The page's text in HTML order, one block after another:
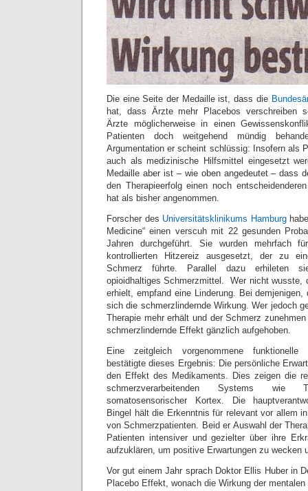
Die eine Seite der Medaille ist, dass die
hat, dass Ärzte mehr Placebos verschreiben
Ärzte möglicherweise in einen
Patienten doch weitgehend mündig
Argumentation er scheint schlüssig: Insofern als
auch als medizinische Hilfsmittel eingesetzt
Medaille aber ist – wie oben angedeutet – dass
den Therapieerfolg einen noch
hat als bisher angenommen.
Forscher des Universitätsklinikums Hamburg
Medicine“ einen verscuh mit 22 gesunden
Jahren durchgeführt. Sie wurden mehrfach
kontrollierten Hitzereiz ausgesetzt, der zu
Schmerz führte. Parallel dazu erhileten
opioidhaltiges Schmerzmittel. Wer nicht wusste,
erhielt, empfand eine Linderung. Bei
sich die schmerzlindernde Wirkung. Wer jedoch
Therapie mehr erhält und der Schmerz
schmerzlindernde Effekt gänzlich aufgehoben.
Eine zeitgleich vorgenommene funktionelle
bestätigte dieses Ergebnis: Die persönliche
den Effekt des Medikaments. Dies zeigen die
schmerzverarbeitenden Systems
somatosensorischer Kortex. Die
Bingel hält die Erkenntnis für relevant vor allem
von Schmerzpatienten. Beid er Auswahl der
Patienten intensiver und gezielter über ihre
aufzuklären, um positive Erwartungen zu wecken
Vor gut einem Jahr sprach Doktor Ellis Huber in
Placebo Effekt, wonach die Wirkung der